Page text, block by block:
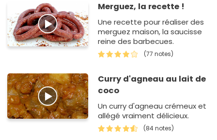
Merguez, la recette !
Une recette pour réaliser des
merguez maison, la saucisse
reine des barbecues.
(77 notes)
Curry d'agneau au lait de
coco
Un curry d'agneau crémeux et
allégé vraiment délicieux.
(84 notes)